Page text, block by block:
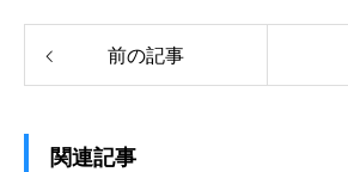
前の記事
関連記事